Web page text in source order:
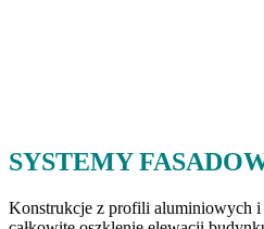
SYSTEMY
Konstrukcje z profili aluminiowych i